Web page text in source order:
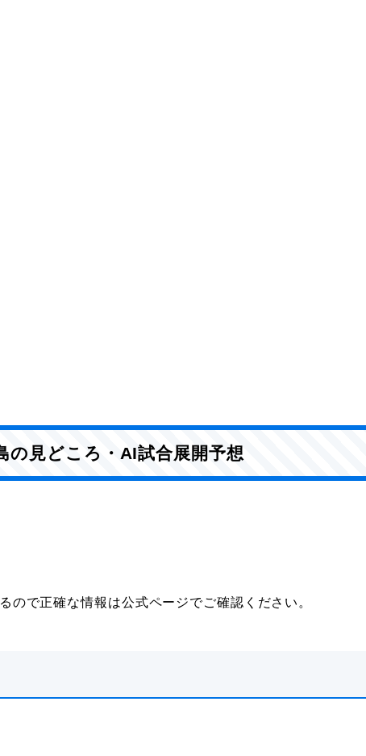
の見どころ・AI試合展開予想
で正確な情報は公式ページでご確認ください。